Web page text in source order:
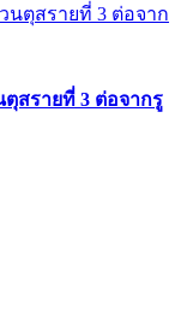
ตุสรายที่ 3 ต่อจากรู